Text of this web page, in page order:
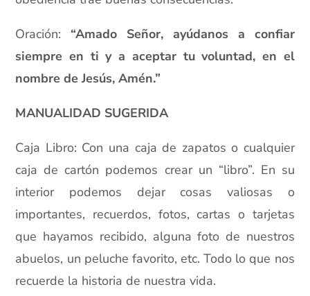
Oración: “Amado Señor, ayúdanos a confiar
siempre en ti y a aceptar tu voluntad, en el
nombre de Jesús, Amén.”
MANUALIDAD SUGERIDA
Caja Libro: Con una caja de zapatos o cualquier
caja de cartón podemos crear un “libro”. En su
interior podemos dejar cosas valiosas o
importantes, recuerdos, fotos, cartas o tarjetas
que hayamos recibido, alguna foto de nuestros
abuelos, un peluche favorito, etc. Todo lo que nos
recuerde la historia de nuestra vida.